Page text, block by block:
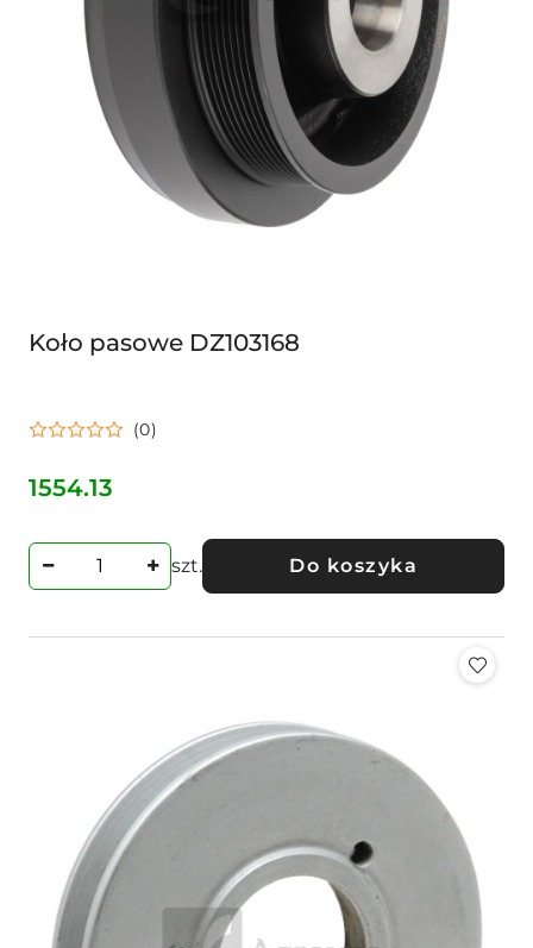
Koło pasowe DZ103168
(0)
Cena:
1554.13
szt. Do koszyka